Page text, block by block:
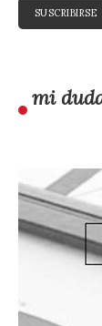
mi